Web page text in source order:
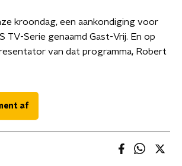
kroondag, een aankondiging voor
TV-Serie genaamd Gast-Vrij. En op
van dat programma, Robert
af